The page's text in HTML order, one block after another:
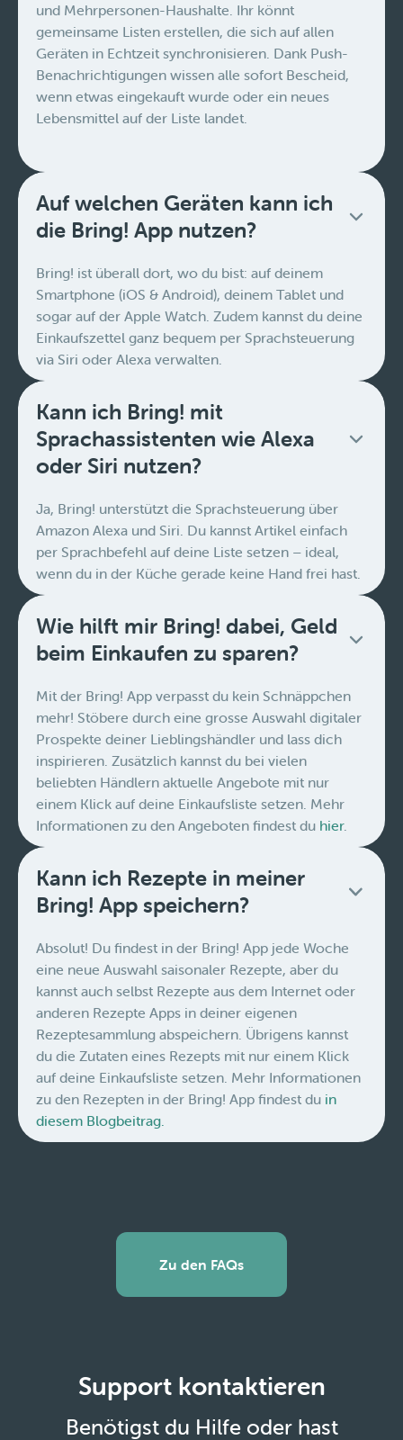
und Mehrpersonen-Haushalte. Ihr könnt
gemeinsame Listen erstellen, die sich auf allen
Geräten in Echtzeit synchronisieren. Dank Push-
Benachrichtigungen wissen alle sofort Bescheid,
wenn etwas eingekauft wurde oder ein neues
Lebensmittel auf der Liste landet.
Auf welchen Geräten kann ich
die Bring! App nutzen?
Bring! ist überall dort, wo du bist: auf deinem
Smartphone (iOS & Android), deinem Tablet und
sogar auf der Apple Watch. Zudem kannst du deine
Einkaufszettel ganz bequem per Sprachsteuerung
via Siri oder Alexa verwalten.
Kann ich Bring! mit
Sprachassistenten wie Alexa
oder Siri nutzen?
Ja, Bring! unterstützt die Sprachsteuerung über
Amazon Alexa und Siri. Du kannst Artikel einfach
per Sprachbefehl auf deine Liste setzen – ideal,
wenn du in der Küche gerade keine Hand frei hast.
Wie hilft mir Bring! dabei, Geld
beim Einkaufen zu sparen?
Mit der Bring! App verpasst du kein Schnäppchen
mehr! Stöbere durch eine grosse Auswahl digitaler
Prospekte deiner Lieblingshändler und lass dich
inspirieren. Zusätzlich kannst du bei vielen
beliebten Händlern aktuelle Angebote mit nur
einem Klick auf deine Einkaufsliste setzen. Mehr
Informationen zu den Angeboten findest du hier.
Kann ich Rezepte in meiner
Bring! App speichern?
Absolut! Du findest in der Bring! App jede Woche
eine neue Auswahl saisonaler Rezepte, aber du
kannst auch selbst Rezepte aus dem Internet oder
anderen Rezepte Apps in deiner eigenen
Rezeptesammlung abspeichern. Übrigens kannst
du die Zutaten eines Rezepts mit nur einem Klick
auf deine Einkaufsliste setzen. Mehr Informationen
zu den Rezepten in der Bring! App findest du in
diesem Blogbeitrag.
Zu den FAQs
Support kontaktieren
Benötigst du Hilfe oder hast